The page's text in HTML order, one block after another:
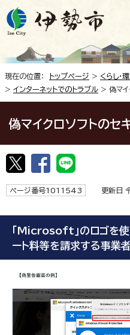
現在の位置： トップページ > くらし・
> インターネットでのトラブル > 偽マイ
偽マイクロソフトのセ
ページ番号1011543 更新日
「Microsoft」のロゴを
ート料等を請求する事業